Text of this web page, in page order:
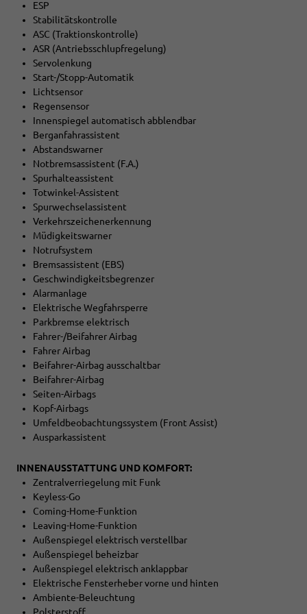
ESP
Stabilitätskontrolle
ASC (Traktionskontrolle)
ASR (Antriebsschlupfregelung)
Servolenkung
Start-/Stopp-Automatik
Lichtsensor
Regensensor
Innenspiegel automatisch abblendbar
Berganfahrassistent
Abstandswarner
Notbremsassistent (F.A.)
Spurhalteassistent
Totwinkel-Assistent
Spurwechselassistent
Verkehrszeichenerkennung
Müdigkeitswarner
Notrufsystem
Bremsassistent (EBS)
Geschwindigkeitsbegrenzer
Alarmanlage
Elektrische Wegfahrsperre
Parkbremse elektrisch
Fahrer-/Beifahrer Airbag
Fahrer Airbag
Beifahrer-Airbag ausschaltbar
Beifahrer-Airbag
Seiten-Airbags
Kopf-Airbags
Umfeldbeobachtungssystem (Front Assist)
Ausparkassistent
INNENAUSSTATTUNG UND KOMFORT:
Zentralverriegelung mit Funk
Keyless-Go
Coming-Home-Funktion
Leaving-Home-Funktion
Außenspiegel elektrisch verstellbar
Außenspiegel beheizbar
Außenspiegel elektrisch anklappbar
Elektrische Fensterheber vorne und hinten
Ambiente-Beleuchtung